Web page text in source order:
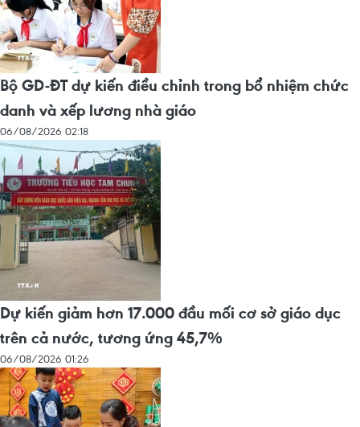
Bộ GD-ĐT dự kiến điều chỉnh trong bổ nhiệm chức
danh và xếp lương nhà giáo
06/08/2026 02:18
Dự kiến giảm hơn 17.000 đầu mối cơ sở giáo dục
trên cả nước, tương ứng 45,7%
06/08/2026 01:26